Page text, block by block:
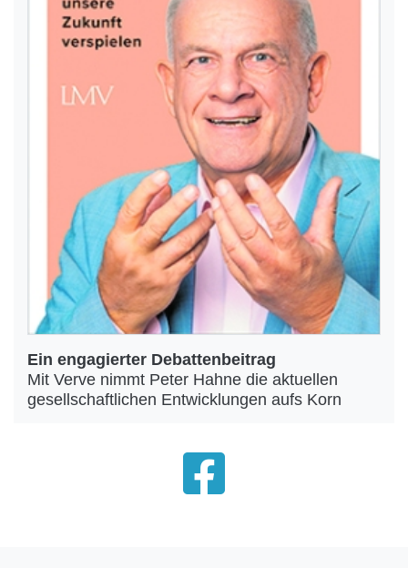
Ein engagierter Debattenbeitrag
Mit Verve nimmt Peter Hahne die aktuellen
gesellschaftlichen Entwicklungen aufs Korn